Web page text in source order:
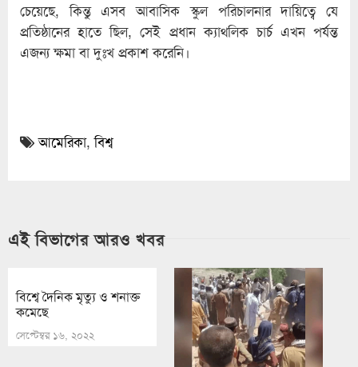
চেয়েছে, কিন্তু এসব আবাসিক স্কুল পরিচালনার দায়িত্বে যে
প্রতিষ্ঠানের হাতে ছিল, সেই প্রধান ক্যাথলিক চার্চ এখন পর্যন্ত
এজন্য ক্ষমা বা দুঃখ প্রকাশ করেনি।
আমেরিকা,বিশ্ব
এই বিভাগের আরও খবর
বিশ্বে দৈনিক মৃত্যু ও শনাক্ত
কমেছে
সেপ্টেম্বর ১৬, ২০২২